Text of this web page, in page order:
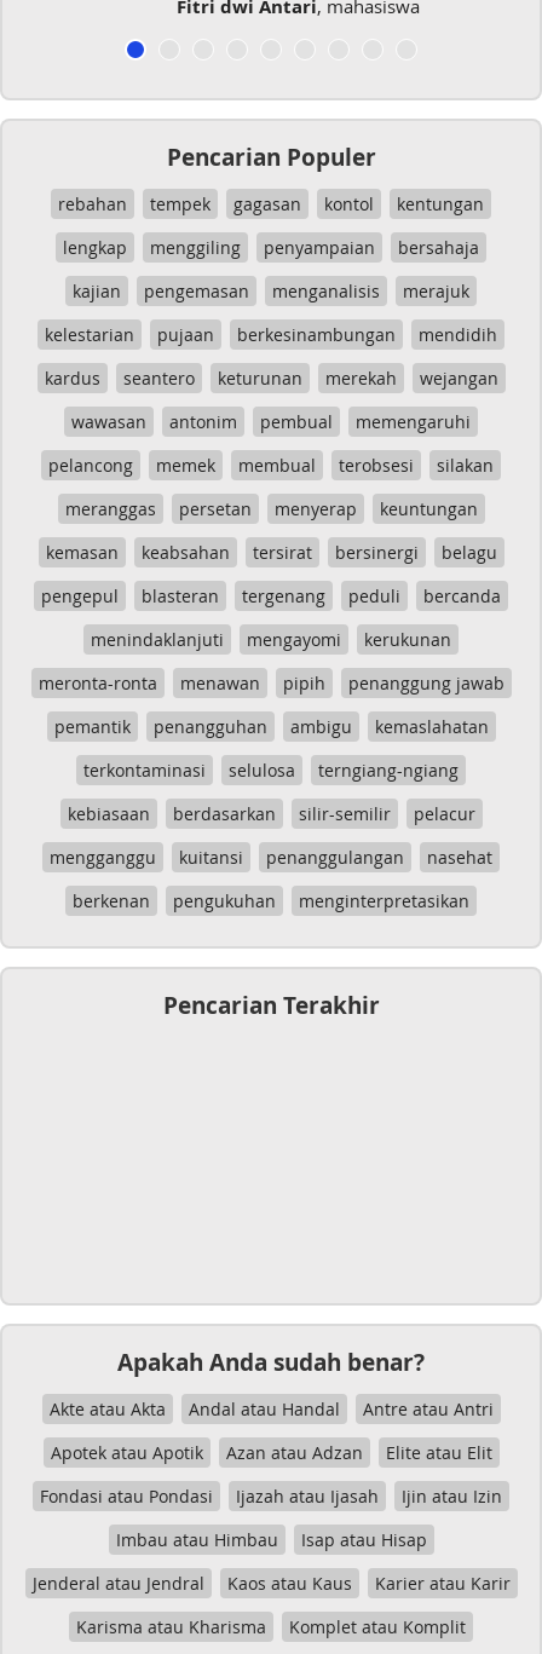
Fitri dwi Antari, mahasiswa
Pencarian Populer
rebahan tempek gagasan kontol
kentungan
lengkap
menggiling penyampaian
bersahaja
kajian
pengemasan menganalisis
merajuk
kelestarian
pujaan berkesinambungan
mendidih
kardus
seantero keturunan merekah
wejangan
wawasan
antonim pembual
memengaruhi
pelancong
memek membual terobsesi
silakan
meranggas
persetan menyerap
keuntungan
kemasan
keabsahan tersirat bersinergi
belagu
pengepul
blasteran tergenang peduli
bercanda
menindaklanjuti
mengayomi
kerukunan
meronta-ronta
menawan pipih
penanggung jawab
pemantik
penangguhan ambigu
kemaslahatan
terkontaminasi
selulosa
terngiang-ngiang
kebiasaan
berdasarkan silir-semilir
pelacur
mengganggu
kuitansi penanggulangan
nasehat
berkenan
pengukuhan menginterpretasikan
Pencarian Terakhir
Apakah Anda sudah benar?
Akte atau Akta Andal atau Handal
Antre atau Antri
Apotek atau Apotik
Azan atau Adzan
Elite atau Elit
Fondasi atau Pondasi
Ijazah atau Ijasah
Ijin atau Izin
Imbau atau Himbau
Isap atau Hisap
Jenderal atau Jendral
Kaos atau Kaus
Karier atau Karir
Karisma atau Kharisma
Komplet atau Komplit